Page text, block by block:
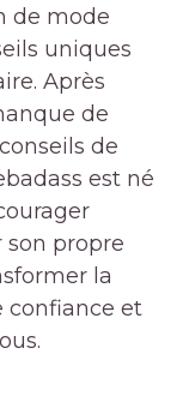
de mode
uniques
Après
de
de
est né
son propre
la
confiance et